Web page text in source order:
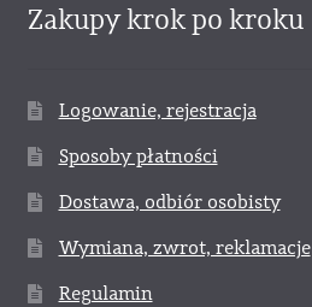
Zakupy krok po kroku
Logowanie, rejestracja
Sposoby płatności
Dostawa, odbiór osobisty
Wymiana, zwrot, reklamacje
Regulamin